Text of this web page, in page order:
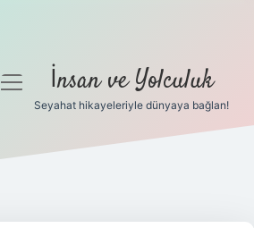
menüyü İnsan ve Yolculuk
Seyahat hikayeleriyle dünyaya bağlan!